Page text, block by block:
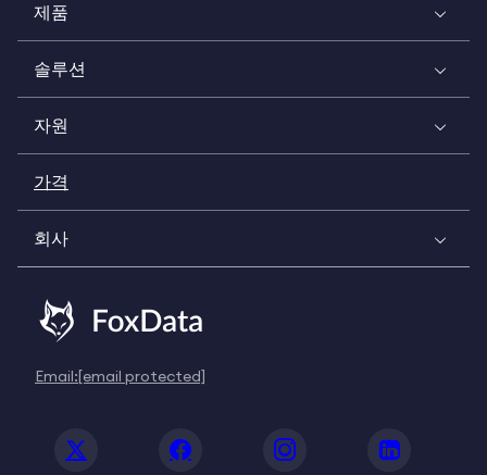
제품
솔루션
자원
가격
회사
Email:[email protected]